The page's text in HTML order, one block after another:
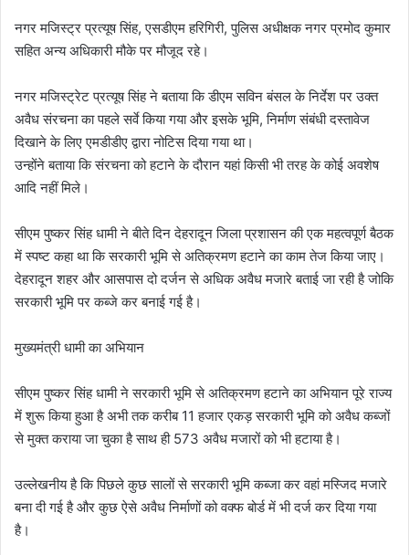
नगर मजिस्ट्र प्रत्यूष सिंह, एसडीएम हरिगिरी, पुलिस अधीक्षक नगर प्रमोद कुमार
सहित अन्य अधिकारी मौके पर मौजूद रहे।
नगर मजिस्ट्रेट प्रत्यूष सिंह ने बताया कि डीएम सविन बंसल के निर्देश पर उक्त
अवैध संरचना का पहले सर्वे किया गया और इसके भूमि, निर्माण संबंधी दस्तावेज
दिखाने के लिए एमडीडीए द्वारा नोटिस दिया गया था।
उन्होंने बताया कि संरचना को हटाने के दौरान यहां किसी भी तरह के कोई अवशेष
आदि नहीं मिले।
सीएम पुष्कर सिंह धामी ने बीते दिन देहरादून जिला प्रशासन की एक महत्वपूर्ण बैठक
में स्पष्ट कहा था कि सरकारी भूमि से अतिक्रमण हटाने का काम तेज किया जाए।
देहरादून शहर और आसपास दो दर्जन से अधिक अवैध मजारे बताई जा रही है जोकि
सरकारी भूमि पर कब्जे कर बनाई गई है।
मुख्यमंत्री धामी का अभियान
सीएम पुष्कर सिंह धामी ने सरकारी भूमि से अतिक्रमण हटाने का अभियान पूरे राज्य
में शुरू किया हुआ है अभी तक करीब 11 हजार एकड़ सरकारी भूमि को अवैध कब्जों
से मुक्त कराया जा चुका है साथ ही 573 अवैध मजारों को भी हटाया है।
उल्लेखनीय है कि पिछले कुछ सालों से सरकारी भूमि कब्जा कर वहां मस्जिद मजारे
बना दी गई है और कुछ ऐसे अवैध निर्माणों को वक्फ बोर्ड में भी दर्ज कर दिया गया
है।